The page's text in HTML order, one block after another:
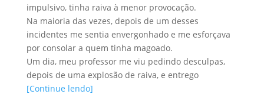
impulsivo, tinha raiva à menor provocação.
Na maioria das vezes, depois de um desses
incidentes me sentia envergonhado e me esforçava
por consolar a quem tinha magoado.
Um dia, meu professor me viu pedindo desculpas,
depois de uma explosão de raiva, e entrego
[Continue lendo]